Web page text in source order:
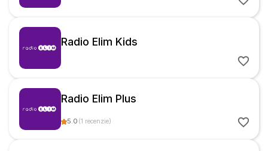
Radio Elim Kids
Radio Elim Plus
5.0 (1 recenzie)